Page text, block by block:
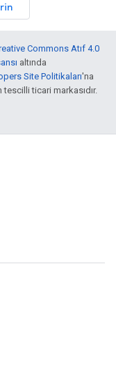
Commons Atıf 4.0
altında
Site Politikaları'na
tescilli ticari markasıdır.